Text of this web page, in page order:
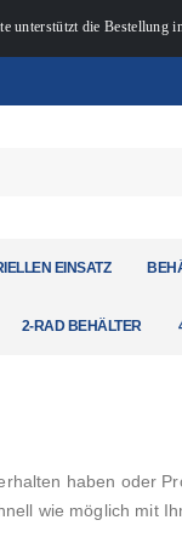
unterstützt die Bestellung
EINSATZ
2-RAD BEHÄLTER
haben oder
wie möglich mit